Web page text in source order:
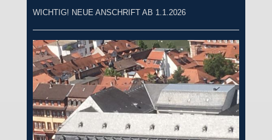
WICHTIG! NEUE ANSCHRIFT AB 1.1.2026